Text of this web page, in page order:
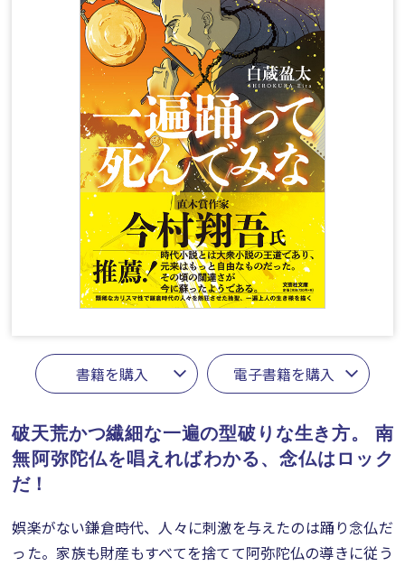
書籍を購入 電子書籍を購入
破天荒かつ繊細な一遍の型破りな生き方。
南
無阿弥陀仏を唱えればわかる、念仏はロック
だ！
娯楽がない鎌倉時代、人々に刺激を与えたのは踊り念仏だ
った。家族も財産もすべてを捨てて阿弥陀仏の導きに従う